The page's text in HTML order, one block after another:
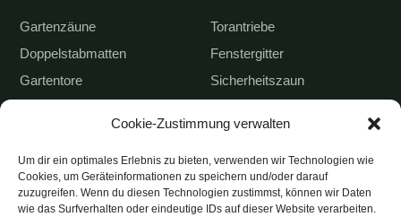
Cookie-Zustimmung verwalten
Um dir ein optimales Erlebnis zu bieten, verwenden wir Technologien wie
Cookies, um Geräteinformationen zu speichern und/oder darauf
zuzugreifen. Wenn du diesen Technologien zustimmst, können wir Daten
wie das Surfverhalten oder eindeutige IDs auf dieser Website verarbeiten.
Gartenzäune
Doppelstabmatten
Gartentore
Torantriebe
Fenstergitter
Sicherheitszaun
Zubehör
UNTERNEHMEN & WISSEN